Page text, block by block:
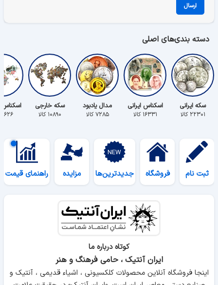
ارسال
دسته بندی‌های اصلی
سکه ایرانی
۲۲۳۰۱ کالا
اسکناس ایرانی
۱۶۳۳۱ کالا
مدال یادبود
۷۲۸۵ کالا
سکه خارجی
۱۰۸۹۰ کالا ۵۶۲۶ کالا
ثبت نام فروشگاه جدیدترین‌ها مزایده راهنمای قیمت
کوتاه درباره ما
ایران آنتیک ، حامی فرهنگ و هنر
اینجا فروشگاه آنلاین محصولات کلکسیونی ، اشیاء قدیمی ، آنتیک و